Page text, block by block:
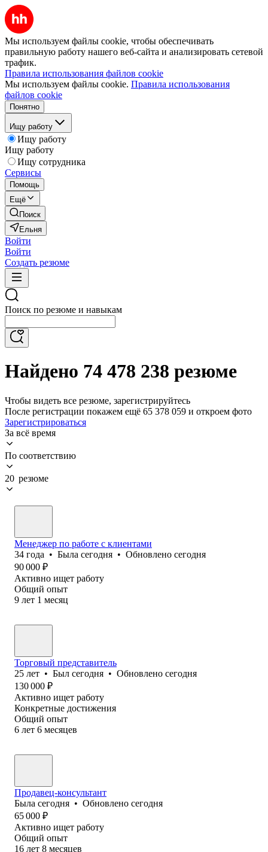
Мы используем файлы cookie, чтобы обеспечивать
правильную работу нашего веб-сайта и анализировать сетевой
трафик.
Правила использования файлов cookie
Мы используем файлы cookie. Правила использования
файлов cookie
Понятно
Ищу работу
Ищу работу
Ищу работу
Ищу сотрудника
Сервисы
Помощь
Ещё
Поиск
Ельня
Войти
Войти
Создать резюме
Поиск по резюме и навыкам
Найдено 74 478 238 резюме
Чтобы видеть все резюме, зарегистрируйтесь
После регистрации покажем ещё 65 378 059 и откроем фото
Зарегистрироваться
За всё время
По соответствию
20 резюме
Менеджер по работе с клиентами
34 года • Была сегодня • Обновлено сегодня
90 000 ₽
Активно ищет работу
Общий опыт
9 лет 1 месяц
Торговый представитель
25 лет • Был сегодня • Обновлено сегодня
130 000 ₽
Активно ищет работу
Конкретные достижения
Общий опыт
6 лет 6 месяцев
Продавец-консультант
Была сегодня • Обновлено сегодня
65 000 ₽
Активно ищет работу
Общий опыт
16 лет 8 месяцев